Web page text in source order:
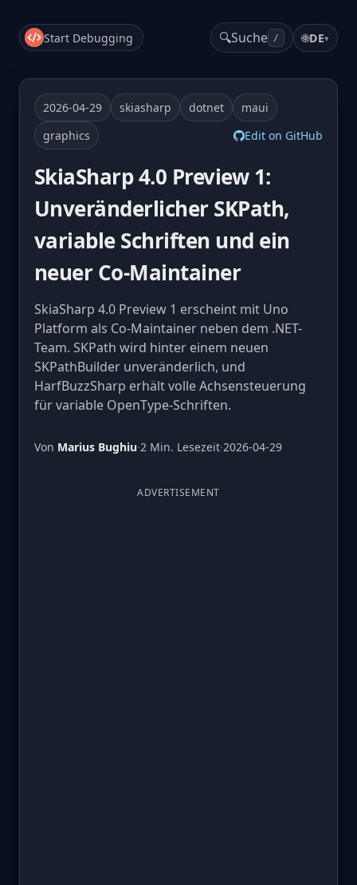
Start Debugging 🔍Suche / 🌐DE▾
2026-04-29 skiasharp dotnet
maui
graphics
Edit on GitHub
SkiaSharp 4.0 Preview 1:
Unveränderlicher SKPath,
variable Schriften und ein
neuer Co-Maintainer
SkiaSharp 4.0 Preview 1 erscheint mit Uno
Platform als Co-Maintainer neben dem .NET-
Team. SKPath wird hinter einem neuen
SKPathBuilder unveränderlich, und
HarfBuzzSharp erhält volle Achsensteuerung
für variable OpenType-Schriften.
Von Marius Bughiu·2 Min. Lesezeit·2026-04-29
ADVERTISEMENT